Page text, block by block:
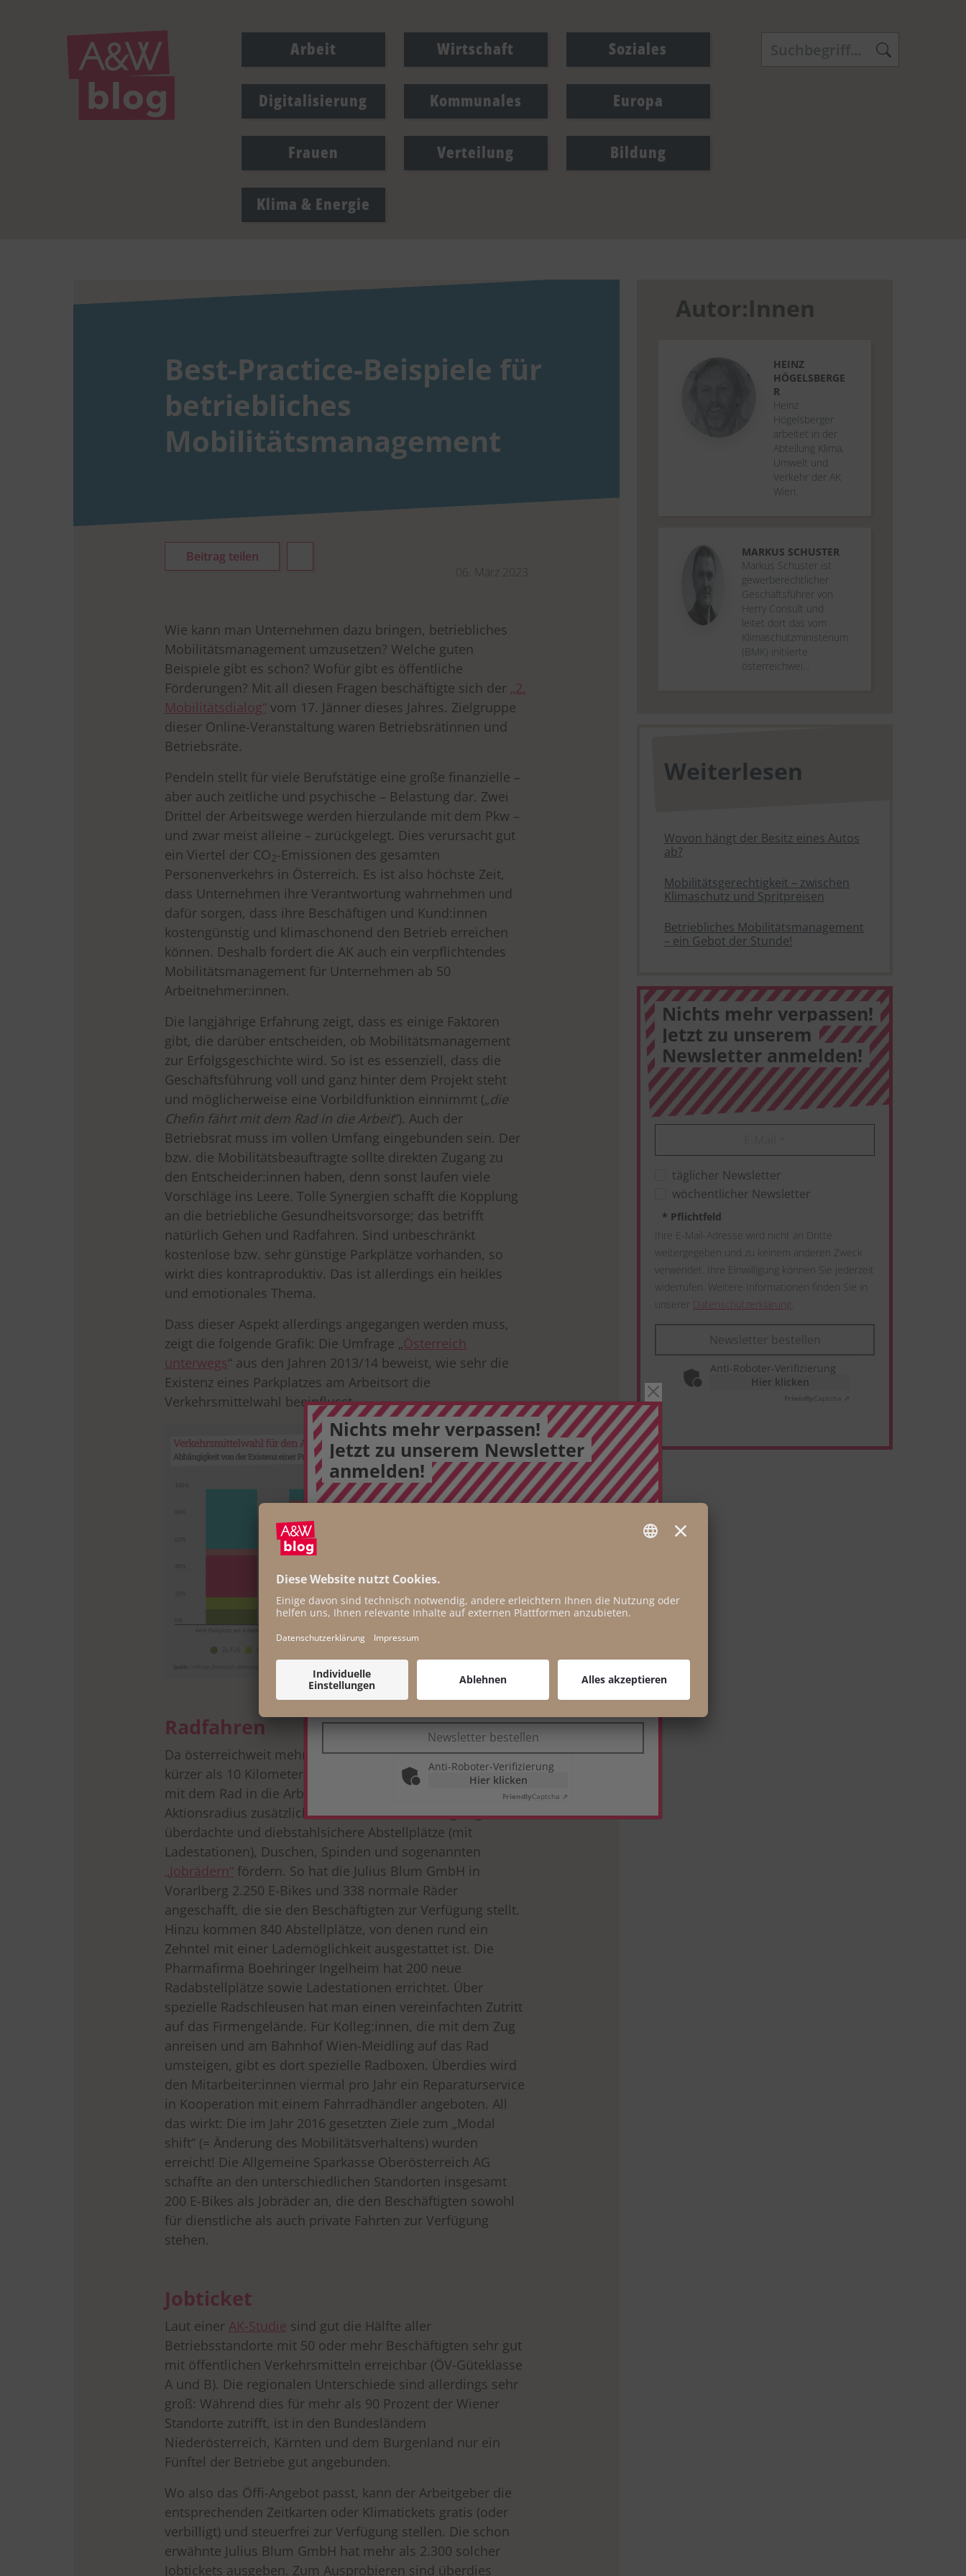
Arbeit Wirtschaft Soziales
Digitalisierung Kommunales Europa
Frauen Verteilung Bildung
Klima & Energie
Best-Practice-Beispiele für
betriebliches
Mobilitätsmanagement
Beitrag teilen
06. März 2023
Wie kann man Unternehmen dazu bringen, betriebliches
Mobilitätsmanagement umzusetzen? Welche guten
Beispiele gibt es schon? Wofür gibt es öffentliche
Förderungen? Mit all diesen Fragen beschäftigte sich der „2.
Mobilitätsdialog“ vom 17. Jänner dieses Jahres. Zielgruppe
dieser Online-Veranstaltung waren Betriebsrätinnen und
Betriebsräte.
Pendeln stellt für viele Berufstätige eine große finanzielle –
aber auch zeitliche und psychische – Belastung dar. Zwei
Drittel der Arbeitswege werden hierzulande mit dem Pkw –
und zwar meist alleine – zurückgelegt. Dies verursacht gut
ein Viertel der CO2-Emissionen des gesamten
Personenverkehrs in Österreich. Es ist also höchste Zeit,
dass Unternehmen ihre Verantwortung wahrnehmen und
dafür sorgen, dass ihre Beschäftigen und Kund:innen
kostengünstig und klimaschonend den Betrieb erreichen
können. Deshalb fordert die AK auch ein verpflichtendes
Mobilitätsmanagement für Unternehmen ab 50
Arbeitnehmer:innen.
Die langjährige Erfahrung zeigt, dass es einige Faktoren
gibt, die darüber entscheiden, ob Mobilitätsmanagement
zur Erfolgsgeschichte wird. So ist es essenziell, dass die
Geschäftsführung voll und ganz hinter dem Projekt steht
und möglicherweise eine Vorbildfunktion einnimmt („die
Chefin fährt mit dem Rad in die Arbeit“). Auch der
Betriebsrat muss im vollen Umfang eingebunden sein. Der
bzw. die Mobilitätsbeauftragte sollte direkten Zugang zu
den Entscheider:innen haben, denn sonst laufen viele
Vorschläge ins Leere. Tolle Synergien schafft die Kopplung
an die betriebliche Gesundheitsvorsorge; das betrifft
natürlich Gehen und Radfahren. Sind unbeschränkt
kostenlose bzw. sehr günstige Parkplätze vorhanden, so
wirkt dies kontraproduktiv. Das ist allerdings ein heikles
und emotionales Thema.
Dass dieser Aspekt allerdings angegangen werden muss,
zeigt die folgende Grafik: Die Umfrage „Österreich
unterwegs“ aus den Jahren 2013/14 beweist, wie sehr die
Existenz eines Parkplatzes am Arbeitsort die
Verkehrsmittelwahl beeinflusst.
Radfahren
Da österreichweit mehr als die Hälfte der Arbeitswege
kürzer als 10 Kilometer sind, gibt es ein großes Potenzial,
mit dem Rad in die Arbeit zu fahren. E-Bikes erhöhen den
Aktionsradius zusätzlich. Dies kann man durch geeignete
überdachte und diebstahlsichere Abstellplätze (mit
Ladestationen), Duschen, Spinden und sogenannten
„Jobrädern“ fördern. So hat die Julius Blum GmbH in
Vorarlberg 2.250 E-Bikes und 338 normale Räder
angeschafft, die sie den Beschäftigten zur Verfügung stellt.
Hinzu kommen 840 Abstellplätze, von denen rund ein
Zehntel mit einer Lademöglichkeit ausgestattet ist. Die
Pharmafirma Boehringer Ingelheim hat 200 neue
Radabstellplätze sowie Ladestationen errichtet. Über
spezielle Radschleusen hat man einen vereinfachten Zutritt
auf das Firmengelände. Für Kolleg:innen, die mit dem Zug
anreisen und am Bahnhof Wien-Meidling auf das Rad
umsteigen, gibt es dort spezielle Radboxen. Überdies wird
den Mitarbeiter:innen viermal pro Jahr ein Reparaturservice
in Kooperation mit einem Fahrradhändler angeboten. All
das wirkt: Die im Jahr 2016 gesetzten Ziele zum „Modal
shift“ (= Änderung des Mobilitätsverhaltens) wurden
erreicht! Die Allgemeine Sparkasse Oberösterreich AG
schaffte an den unterschiedlichen Standorten insgesamt
200 E-Bikes als Jobräder an, die den Beschäftigten sowohl
für dienstliche als auch private Fahrten zur Verfügung
stehen.
Jobticket
Laut einer AK-Studie sind gut die Hälfte aller
Betriebsstandorte mit 50 oder mehr Beschäftigten sehr gut
mit öffentlichen Verkehrsmitteln erreichbar (ÖV-Güteklasse
A und B). Die regionalen Unterschiede sind allerdings sehr
groß: Während dies für mehr als 90 Prozent der Wiener
Standorte zutrifft, ist in den Bundesländern
Niederösterreich, Kärnten und dem Burgenland nur ein
Fünftel der Betriebe gut angebunden.
Wo also das Öffi-Angebot passt, kann der Arbeitgeber die
entsprechenden Zeitkarten oder Klimatickets gratis (oder
verbilligt) und steuerfrei zur Verfügung stellen. Die schon
erwähnte Julius Blum GmbH hat mehr als 2.300 solcher
Jobtickets ausgeben. Zum Ausprobieren sind überdies
Autor:Innen
HEINZ
HÖGELSBERGE
R
Heinz
Högelsberger
arbeitet in der
Abteilung Klima,
Umwelt und
Verkehr der AK
Wien.
MARKUS SCHUSTER
Markus Schuster ist
gewerberechtlicher
Geschäftsführer von
Herry Consult und
leitet dort das vom
Klimaschutzministerium
(BMK) initiierte
österreichwei...
Weiterlesen
Wovon hängt der Besitz eines Autos
ab?
Mobilitätsgerechtigkeit – zwischen
Klimaschutz und Spritpreisen
Betriebliches Mobilitätsmanagement
– ein Gebot der Stunde!
Nichts mehr verpassen!
Jetzt zu unserem
Newsletter anmelden!
täglicher Newsletter
wöchentlicher Newsletter
* Pflichtfeld
Ihre E-Mail-Adresse wird nicht an Dritte
weitergegeben und zu keinem anderen Zweck
verwendet. Ihre Einwilligung können Sie jederzeit
widerrufen. Weitere Informationen finden Sie in
unserer Datenschutzerklärung.
Newsletter bestellen
Anti-Roboter-Verifizierung
Hier klicken
Captcha ⇗
Nichts mehr verpassen!
Jetzt zu unserem Newsletter
anmelden!
wöchentlicher Newsletter
Pflichtfeld
anderen Zweck verwendet. Ihre Einwilligung können Sie jederzeit
widerrufen. Weitere Informationen finden Sie in unserer
Datenschutzerklärung.
Newsletter bestellen
Anti-Roboter-Verifizierung
Hier klicken
FriendlyCaptcha ⇗